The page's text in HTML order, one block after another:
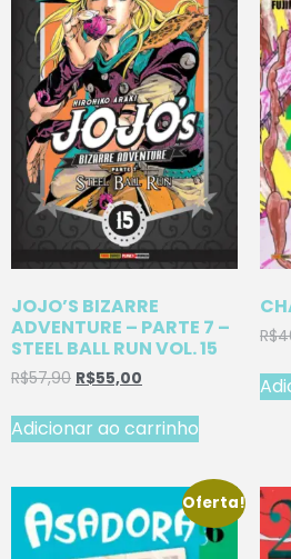
JOJO’S BIZARRE
ADVENTURE – PARTE 7 –
STEEL BALL RUN VOL. 15
R$57,90 R$55,00
Adicionar ao carrinho
R$
Oferta!